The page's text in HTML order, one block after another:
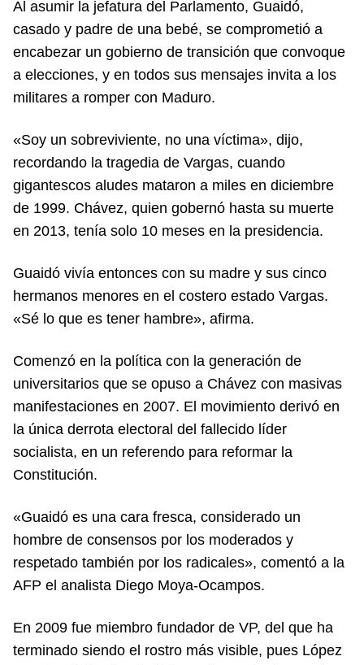
Al asumir la jefatura del Parlamento, Guaidó,
casado y padre de una bebé, se comprometió a
encabezar un gobierno de transición que convoque
a elecciones, y en todos sus mensajes invita a los
militares a romper con Maduro.
«Soy un sobreviviente, no una víctima», dijo,
recordando la tragedia de Vargas, cuando
gigantescos aludes mataron a miles en diciembre
de 1999. Chávez, quien gobernó hasta su muerte
en 2013, tenía solo 10 meses en la presidencia.
Guaidó vivía entonces con su madre y sus cinco
hermanos menores en el costero estado Vargas.
«Sé lo que es tener hambre», afirma.
Comenzó en la política con la generación de
universitarios que se opuso a Chávez con masivas
manifestaciones en 2007. El movimiento derivó en
la única derrota electoral del fallecido líder
socialista, en un referendo para reformar la
Constitución.
«Guaidó es una cara fresca, considerado un
hombre de consensos por los moderados y
respetado también por los radicales», comentó a la
AFP el analista Diego Moya-Ocampos.
En 2009 fue miembro fundador de VP, del que ha
terminado siendo el rostro más visible, pues López